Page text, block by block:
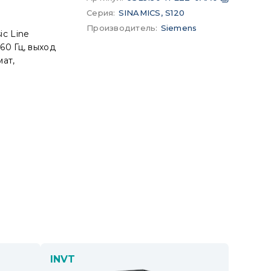
Line
Гц, выход
Серия: SINAMICS, S120
Производитель: Siemens
INVT